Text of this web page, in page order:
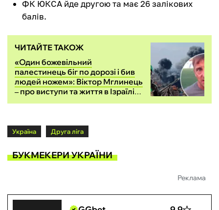
ФК ЮКСА йде другою та має 26 залікових
балів.
ЧИТАЙТЕ ТАКОЖ
«Один божевільний
палестинець біг по дорозі і бив
людей ножем»: Віктор Мглинець
‒ про виступи та життя в Ізраїлі
на початку 90-х
Україна Друга ліга
БУКМЕКЕРИ УКРАЇНИ
Реклама